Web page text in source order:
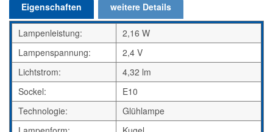
Eigenschaften weitere Details
Lampenleistung:
2,16 W
Lampenspannung:
2,4 V
Lichtstrom:
4,32 lm
Sockel:
E10
Technologie:
Glühlampe